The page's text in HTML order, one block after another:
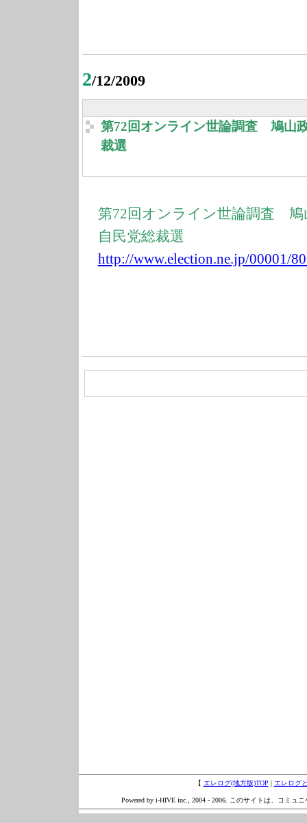
2/12/2009
第72回オンライン世論調査 鳩
裁選
第72回オンライン世論調査
自民党総裁選
http://www.election.ne.jp/00001/
【 エレログ(地方版)TOP | エレログ
Powered by i-HIVE inc., 2004 - 2006. このサイトは、コミュ